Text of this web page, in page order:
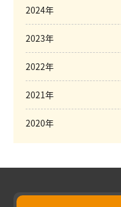
2024年
2023年
2022年
2021年
2020年